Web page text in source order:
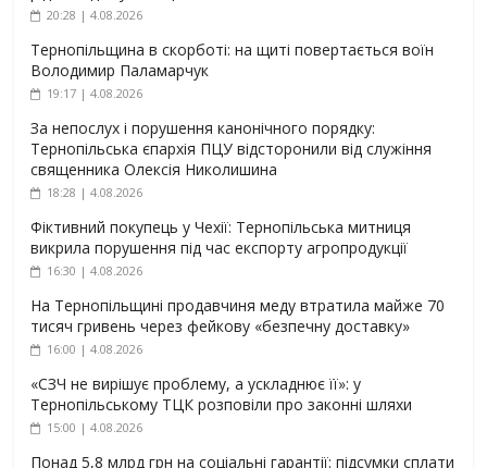
20:28 | 4.08.2026
Тернопільщина в скорботі: на щиті повертається воїн
Володимир Паламарчук
19:17 | 4.08.2026
За непослух і порушення канонічного порядку:
Тернопільська єпархія ПЦУ відсторонили від служіння
священника Олексія Николишина
18:28 | 4.08.2026
Фіктивний покупець у Чехії: Тернопільська митниця
викрила порушення під час експорту агропродукції
16:30 | 4.08.2026
На Тернопільщині продавчиня меду втратила майже 70
тисяч гривень через фейкову «безпечну доставку»
16:00 | 4.08.2026
«СЗЧ не вирішує проблему, а ускладнює її»: у
Тернопільському ТЦК розповіли про законні шляхи
15:00 | 4.08.2026
Понад 5,8 млрд грн на соціальні гарантії: підсумки сплати